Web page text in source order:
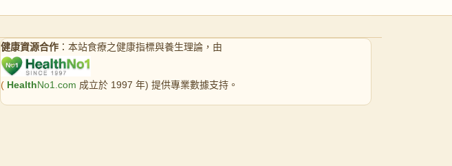
健康資源合作 ：本站食療之健康指標與養生理論，由
( HealthNo1.com 成立於 1997 年) 提供專業數據支持。